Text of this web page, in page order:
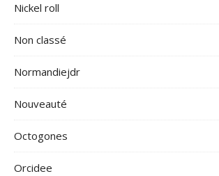
Nickel roll
Non classé
Normandiejdr
Nouveauté
Octogones
Orcidee